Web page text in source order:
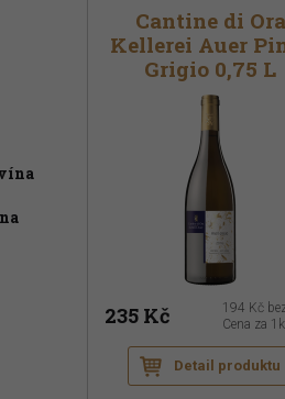
Cantine di Ora
Kellerei Auer
Grigio 0,75 L
235 Kč 194 Kč
Cena za
Detail produktu